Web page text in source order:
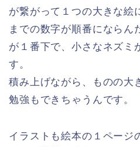
が繋がって１つの大きな絵
までの数字が順番にならん
が１番下で、小さなネズミ
す。
積み上げながら、ものの大
勉強もできちゃうんです。
イラストも絵本の１ページ